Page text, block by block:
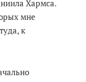
Хармса.
мне
к